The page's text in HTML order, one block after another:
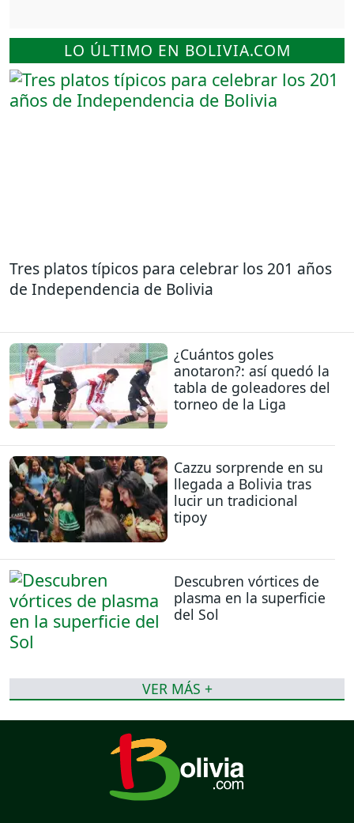
LO ÚLTIMO EN BOLIVIA.COM
Tres platos típicos para celebrar los 201 años
de Independencia de Bolivia
¿Cuántos goles
anotaron?: así quedó la
tabla de goleadores del
torneo de la Liga
Cazzu sorprende en su
llegada a Bolivia tras
lucir un tradicional
tipoy
Descubren vórtices de
plasma en la superficie
del Sol
VER MÁS +